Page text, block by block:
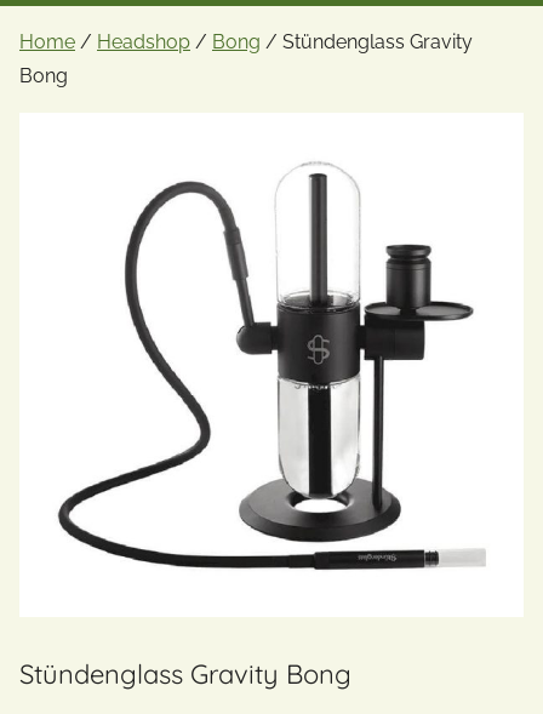
Home / Headshop / Bong / Stündenglass Gravity
Bong
Stündenglass Gravity Bong